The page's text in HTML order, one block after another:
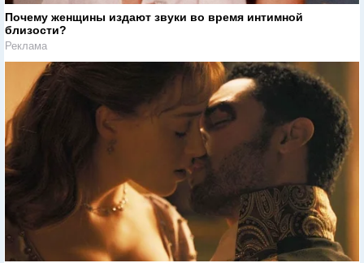
Почему женщины издают звуки во время интимной
близости?
Реклама